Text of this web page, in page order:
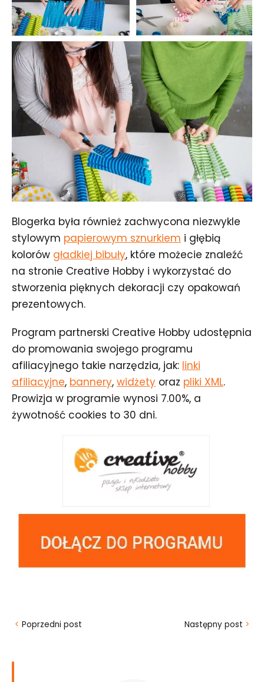
Blogerka była również zachwycona niezwykle
stylowym papierowym sznurkiem i głębią
kolorów gładkiej bibuły, które możecie znaleźć
na stronie Creative Hobby i wykorzystać do
stworzenia pięknych dekoracji czy opakowań
prezentowych.
Program partnerski Creative Hobby udostępnia
do promowania swojego programu
afiliacyjnego takie narzędzia, jak: linki
afiliacyjne, bannery, widżety oraz pliki XML.
Prowizja w programie wynosi 7.00%, a
żywotność cookies to 30 dni.
< Poprzedni post Następny post >